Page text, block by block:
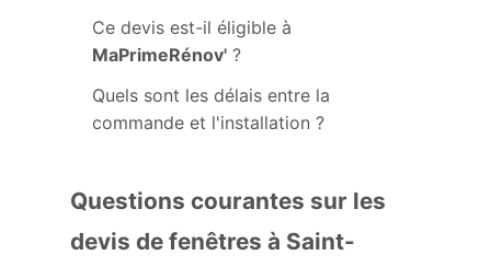
Ce devis est-il éligible à
MaPrimeRénov' ?
Quels sont les délais entre la
commande et l'installation ?
Questions courantes sur les
devis de fenêtres à Saint-